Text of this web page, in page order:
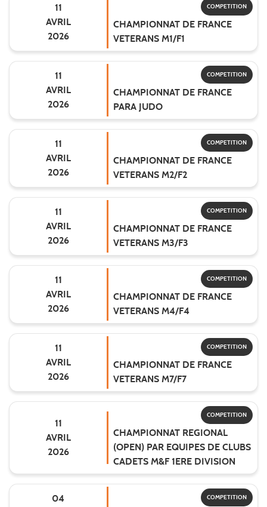
11
AVRIL
2026
COMPETITION
CHAMPIONNAT DE FRANCE
VETERANS M1/F1
11
AVRIL
2026
COMPETITION
CHAMPIONNAT DE FRANCE
PARA JUDO
11
AVRIL
2026
COMPETITION
CHAMPIONNAT DE FRANCE
VETERANS M2/F2
11
AVRIL
2026
COMPETITION
CHAMPIONNAT DE FRANCE
VETERANS M3/F3
11
AVRIL
2026
COMPETITION
CHAMPIONNAT DE FRANCE
VETERANS M4/F4
11
AVRIL
2026
COMPETITION
CHAMPIONNAT DE FRANCE
VETERANS M7/F7
11
AVRIL
2026
COMPETITION
CHAMPIONNAT REGIONAL
(OPEN) PAR EQUIPES DE CLUBS
CADETS M&F 1ERE DIVISION
04
COMPETITION